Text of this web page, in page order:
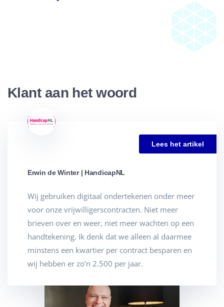
Klant aan het woord
Erwin de Winter | HandicapNL
Lees het artikel
Wij gebruiken digitaal ondertekenen onder meer
voor onze vrijwilligerscontracten. Niet meer
brieven over en weer, niet meer wachten op een
handtekening. Ik denk dat we alleen al daarmee
minstens een kwartier per contract besparen en
wij hebben er zo’n 2.500 per jaar.